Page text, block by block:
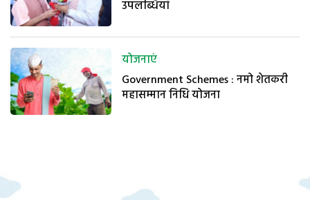
उपलब्धियां
योजनाएं
Government Schemes : नमो शेतकरी
महासम्मान निधि योजना